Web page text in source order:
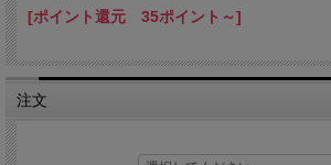
[ポイント還元 35ポイント～]
注文